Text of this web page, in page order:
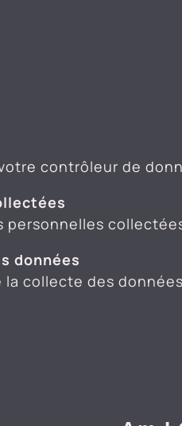
contrôleur de
personnelles
données
collecte des données